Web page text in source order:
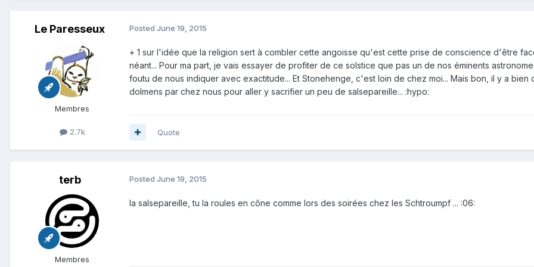
Le Paresseux
Membres
2.7k
Posted June 19, 2015
+ 1 sur l'idée que la religion sert à combler cette angoisse qu'est cette prise de conscience d'être
néant... Pour ma part, je vais essayer de profiter de ce solstice que pas un de nos éminents
foutu de nous indiquer avec exactitude... Et Stonehenge, c'est loin de chez moi... Mais bon, il y a bien
dolmens par chez nous pour aller y sacrifier un peu de salsepareille... :hypo:
Quote
terb
Membres
Posted June 19, 2015
la salsepareille, tu la roules en cône comme lors des soirées chez les Schtroumpf ... :06: